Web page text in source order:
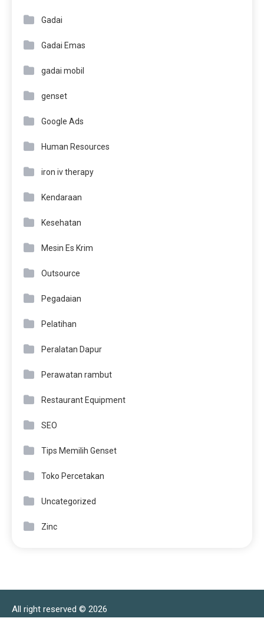
Gadai
Gadai Emas
gadai mobil
genset
Google Ads
Human Resources
iron iv therapy
Kendaraan
Kesehatan
Mesin Es Krim
Outsource
Pegadaian
Pelatihan
Peralatan Dapur
Perawatan rambut
Restaurant Equipment
SEO
Tips Memilih Genset
Toko Percetakan
Uncategorized
Zinc